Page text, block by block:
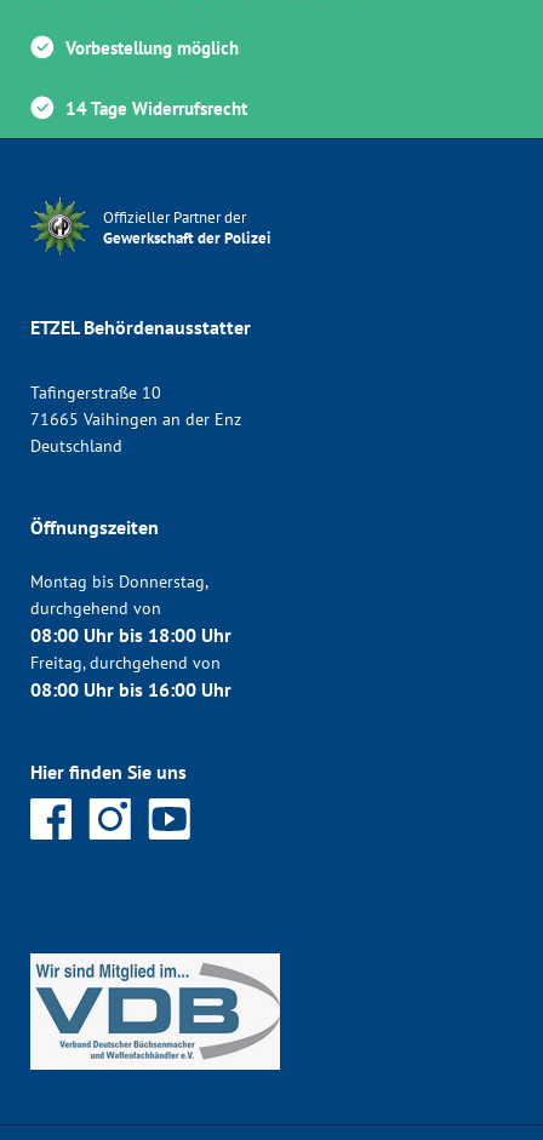
Vorbestellung möglich
14 Tage Widerrufsrecht
Offizieller Partner der
Gewerkschaft der Polizei
ETZEL Behördenausstatter
Tafingerstraße 10
71665 Vaihingen an der Enz
Deutschland
Öffnungszeiten
Montag bis Donnerstag,
durchgehend von
08:00 Uhr bis 18:00 Uhr
Freitag, durchgehend von
08:00 Uhr bis 16:00 Uhr
Hier finden Sie uns